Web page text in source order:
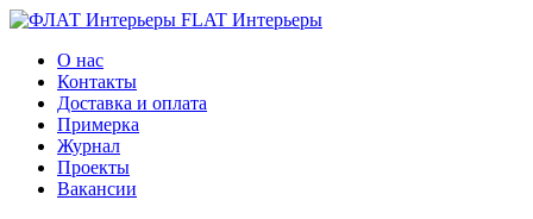
FLAT Интерьеры
О нас
Контакты
Доставка и оплата
Примерка
Журнал
Проекты
Вакансии